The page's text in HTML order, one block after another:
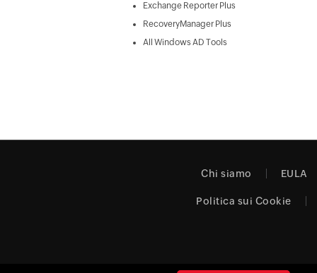
Exchange Reporter Plus
RecoveryManager Plus
All Windows AD Tools
Chi siamo EULA
Politica sui Cookie